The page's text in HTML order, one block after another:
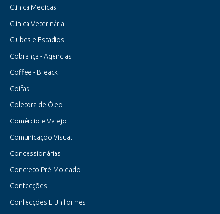
Clinica Medicas
Clinica Veterinária
Clubes e Estadios
Cobrança - Agencias
Coffee - Breack
Coifas
Coletora de Óleo
Comércio e Varejo
Comunicaçõo Visual
Concessionárias
Concreto Pré-Moldado
Confecções
Confecções E Uniformes